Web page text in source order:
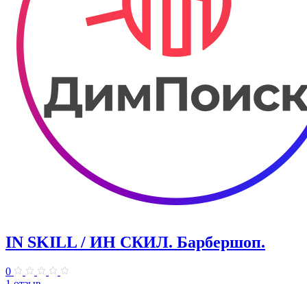
IN SKILL / ИН СКИЛ. Барбершоп.
0